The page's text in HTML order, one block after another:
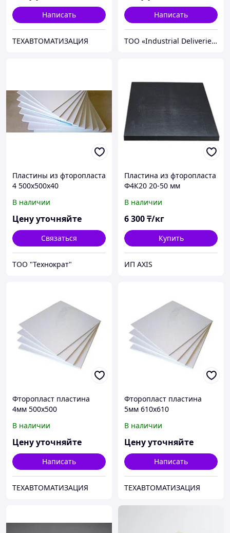
Написать
ТЕХАВТОМАТИЗАЦИЯ
Написать
ТОО «Industrial Deliveries Company»
Пластины из фторопласта
4 500х500х40
В наличии
Цену уточняйте
Связаться
ТОО "Технократ"
Пластина из фторопласта
Ф4К20 20-50 мм
В наличии
6 300₸/кг
Купить
ИП AXIS
Фторопласт пластина
4мм 500х500
В наличии
Цену уточняйте
Написать
ТЕХАВТОМАТИЗАЦИЯ
Фторопласт пластина
5мм 610х610
В наличии
Цену уточняйте
Написать
ТЕХАВТОМАТИЗАЦИЯ